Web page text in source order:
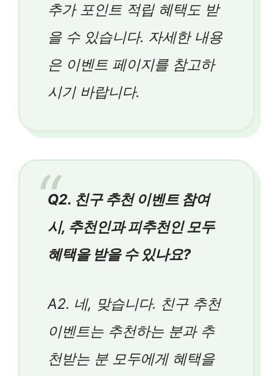
추가 포인트 적립 혜택도 받
을 수 있습니다. 자세한 내용
은 이벤트 페이지를 참고하
시기 바랍니다.
Q2. 친구 추천 이벤트 참여
시, 추천인과 피추천인 모두
혜택을 받을 수 있나요?
A2. 네, 맞습니다. 친구 추천
이벤트는 추천하는 분과 추
천받는 분 모두에게 혜택을